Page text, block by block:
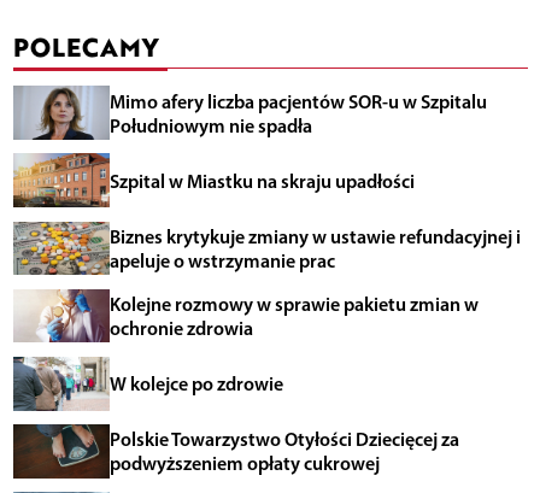
POLECAMY
Mimo afery liczba pacjentów SOR-u w Szpitalu
Południowym nie spadła
Szpital w Miastku na skraju upadłości
Biznes krytykuje zmiany w ustawie refundacyjnej i
apeluje o wstrzymanie prac
Kolejne rozmowy w sprawie pakietu zmian w
ochronie zdrowia
W kolejce po zdrowie
Polskie Towarzystwo Otyłości Dziecięcej za
podwyższeniem opłaty cukrowej